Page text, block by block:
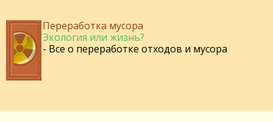
Переработка мусора
Экология или жизнь?
- Все о переработке отходов и мусора